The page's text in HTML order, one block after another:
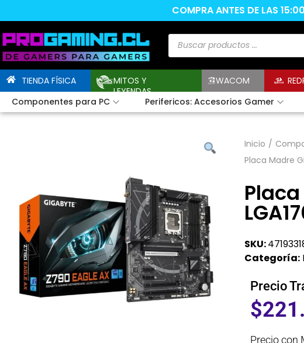
COMPRA ANTES DE LAS
TIENDA FÍSICA
MITOS Y
LEYENDAS
WACOM
Componentes para PC
Perifericos: Accesorios Gamer
Inicio /
Placa Madre
SKU:
Categoría:
Precio
$
Precio con